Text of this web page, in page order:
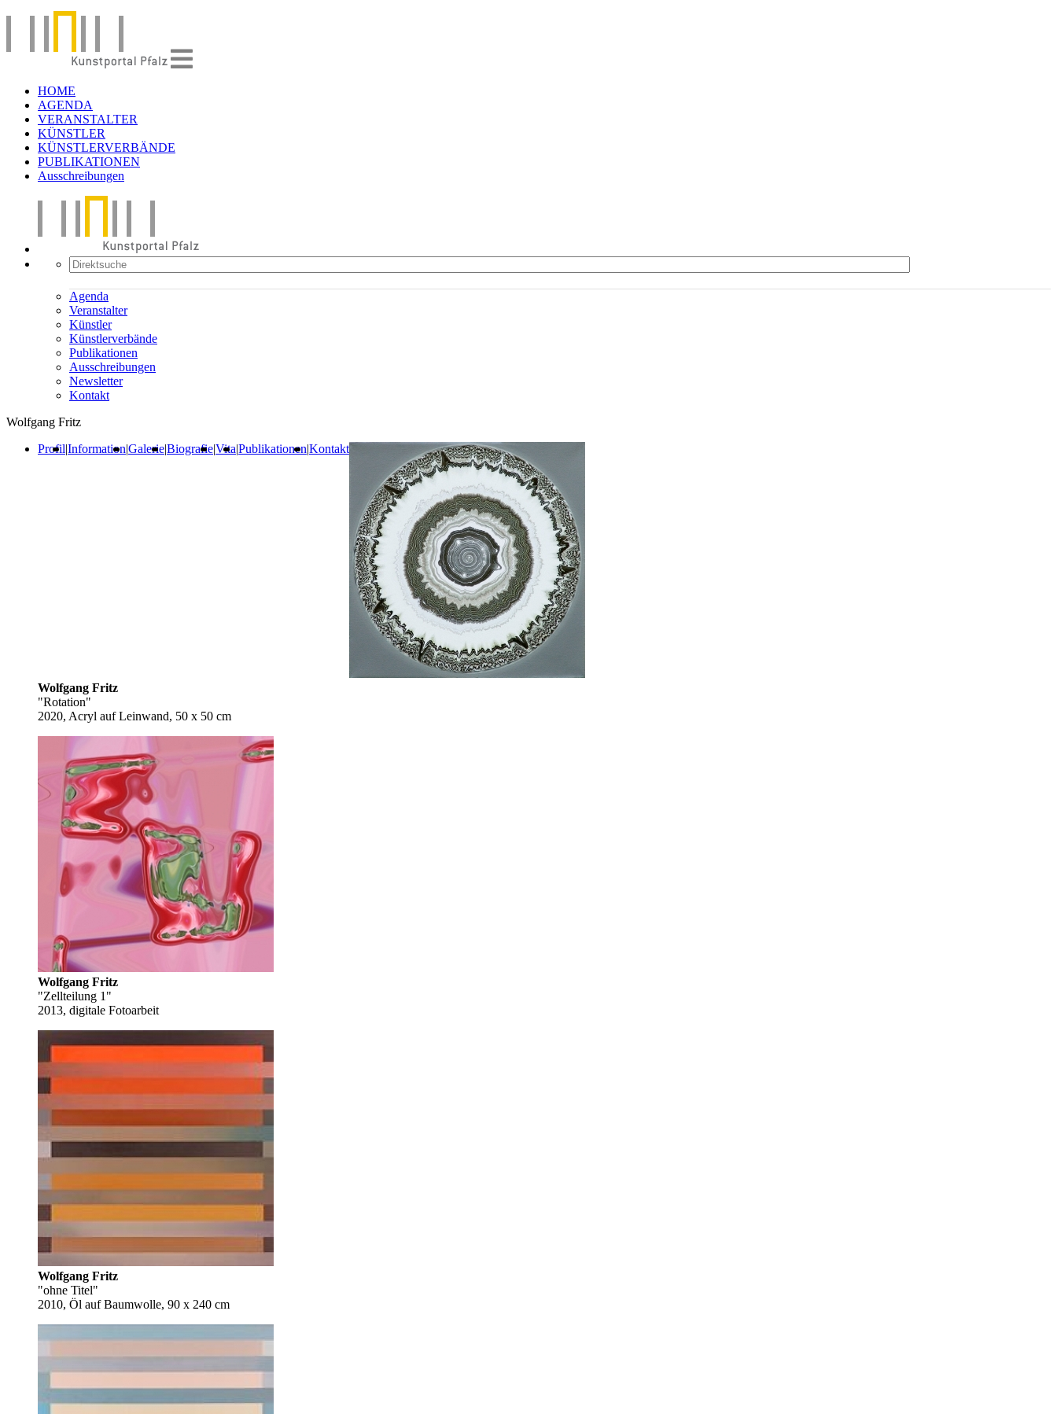
HOME
AGENDA
VERANSTALTER
KÜNSTLER
KÜNSTLERVERBÄNDE
PUBLIKATIONEN
Ausschreibungen
Agenda
Veranstalter
Künstler
Künstlerverbände
Publikationen
Ausschreibungen
Newsletter
Kontakt
Wolfgang Fritz
Profil|Information|Galerie|Biografie|Vita|Publikationen|Kontakt
Wolfgang Fritz
"Rotation"
2020, Acryl auf Leinwand, 50 x 50 cm
Wolfgang Fritz
"Zellteilung 1"
2013, digitale Fotoarbeit
Wolfgang Fritz
"ohne Titel"
2010, Öl auf Baumwolle, 90 x 240 cm